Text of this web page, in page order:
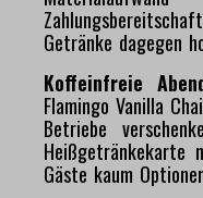
Getränke dagegen
Koffeinfreie
Flamingo Vanilla
Betriebe
Heißgetränkekarte
Gäste kaum